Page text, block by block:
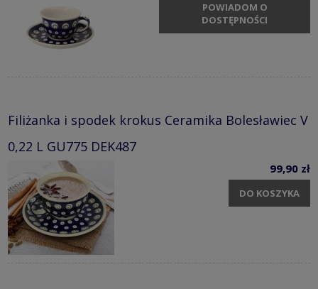
POWIADOM O
DOSTĘPNOŚCI
Filiżanka i spodek krokus Ceramika Bolesławiec V
0,22 L GU775 DEK487
99,90 zł
DO KOSZYKA